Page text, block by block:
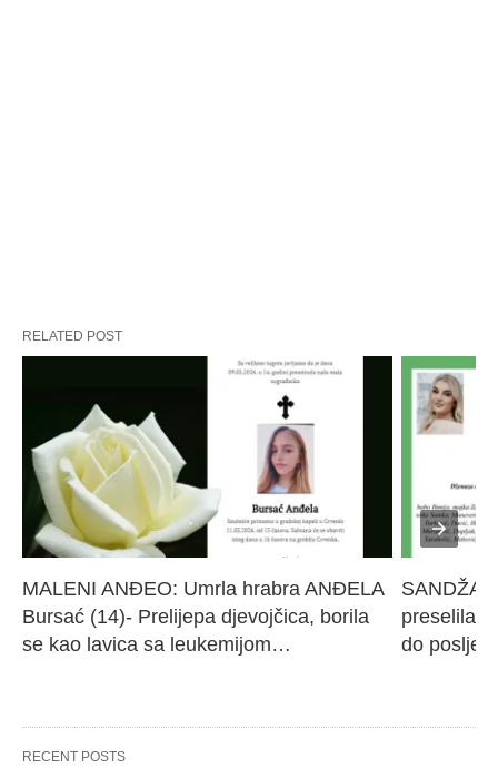
RELATED POST
MALENI ANĐEO: Umrla hrabra ANĐELA
Bursać (14)- Prelijepa djevojčica, borila
se kao lavica sa leukemijom…
preselila
do
RECENT POSTS